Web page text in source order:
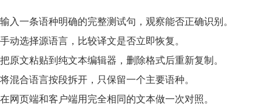
输入一条语种明确的完整测试句，观察能否正确识别。
手动选择源语言，比较译文是否立即恢复。
把原文粘贴到纯文本编辑器，删除格式后重新复制。
将混合语言按段拆开，只保留一个主要语种。
在网页端和客户端用完全相同的文本做一次对照。